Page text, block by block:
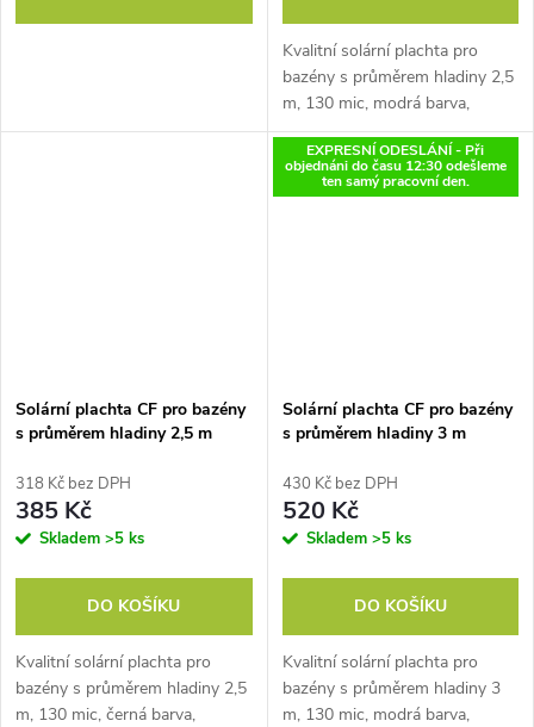
Kvalitní solární plachta pro
bazény s průměrem hladiny 2,5
m, 130 mic, modrá barva,
zabraňuje odpařování vody,
vodu ohřívá, vyrobená v EU
Solární plachta CF pro bazény
s průměrem hladiny 2,5 m
318 Kč bez DPH
385 Kč
Skladem >5 ks
DO KOŠÍKU
Kvalitní solární plachta pro
bazény s průměrem hladiny 2,5
m, 130 mic, černá barva,
EXPRESNÍ ODESLÁNÍ - Při
objednáni do času 12:30 odešleme
ten samý pracovní den.
Solární plachta CF pro bazény
s průměrem hladiny 3 m
430 Kč bez DPH
520 Kč
Skladem >5 ks
DO KOŠÍKU
Kvalitní solární plachta pro
bazény s průměrem hladiny 3
m, 130 mic, modrá barva,